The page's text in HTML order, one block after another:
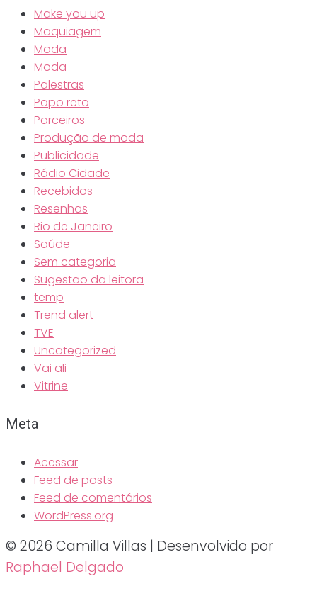
Make you up
Maquiagem
Moda
Moda
Palestras
Papo reto
Parceiros
Produção de moda
Publicidade
Rádio Cidade
Recebidos
Resenhas
Rio de Janeiro
Saúde
Sem categoria
Sugestão da leitora
temp
Trend alert
TVE
Uncategorized
Vai ali
Vitrine
Meta
Acessar
Feed de posts
Feed de comentários
WordPress.org
© 2026 Camilla Villas | Desenvolvido por
Raphael Delgado